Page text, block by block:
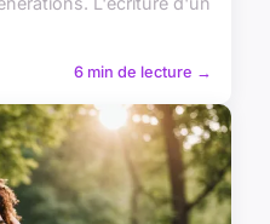
6 min de lecture →